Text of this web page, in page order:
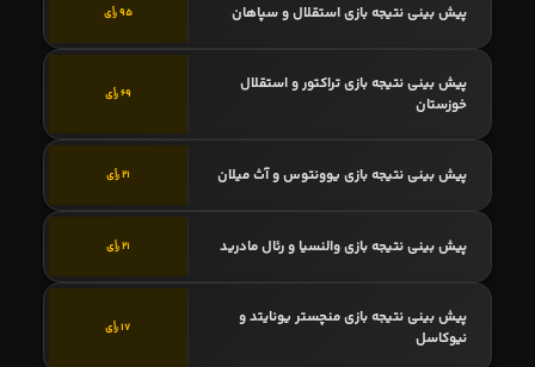
پیش بینی نتیجه بازی استقلال و سپاهان 95 رأی
پیش بینی نتیجه بازی تراکتور و استقلال
خوزستان
69 رأی
پیش بینی نتیجه بازی یوونتوس و آث میلان 21 رأی
پیش بینی نتیجه بازی والنسیا و رئال مادرید 21 رأی
پیش بینی نتیجه بازی منچستر یونایتد و
نیوکاسل
17 رأی